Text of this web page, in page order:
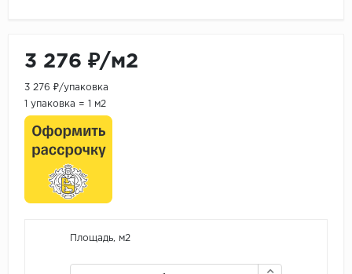
3 276 ₽/м2
3 276 ₽/упаковка
1 упаковка = 1 м2
Площадь, м2